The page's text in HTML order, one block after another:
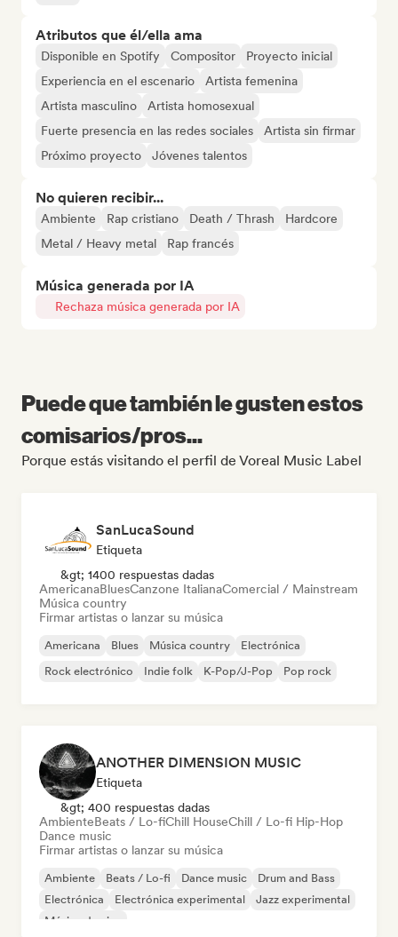
Atributos que él/ella ama
Disponible en Spotify Compositor
Proyecto inicial
Experiencia en el escenario
Artista femenina
Artista masculino
Artista homosexual
Fuerte presencia en las redes sociales
Artista sin firmar
Próximo proyecto
Jóvenes talentos
No quieren recibir...
Ambiente Rap cristiano Death / Thrash
Hardcore
Metal / Heavy metal
Rap francés
Música generada por IA
Rechaza música generada por IA
Puede que también le gusten estos
comisarios/pros...
Porque estás visitando el perfil de Voreal Music Label
SanLucaSound
Etiqueta
&gt; 1400 respuestas dadas
AmericanaBluesCanzone ItalianaComercial / Mainstream
Música country
Firmar artistas o lanzar su música
Americana Blues Música country
Electrónica
Rock electrónico
Indie folk K-Pop/J-Pop Pop rock
ANOTHER DIMENSION MUSIC
Etiqueta
&gt; 400 respuestas dadas
AmbienteBeats / Lo-fiChill HouseChill / Lo-fi Hip-Hop
Dance music
Firmar artistas o lanzar su música
Ambiente Beats / Lo-fi Dance music
Drum and Bass
Electrónica
Electrónica experimental
Jazz experimental
Música de cine